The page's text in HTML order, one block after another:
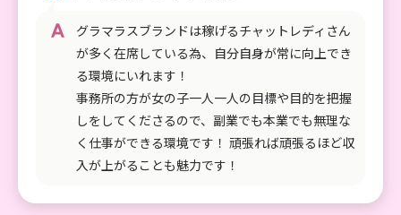
グラマラスブランドは稼げるチャットレディさん
が多く在席している為、自分自身が常に向上でき
る環境にいれます！
事務所の方が女の子一人一人の目標や目的を把握
しをしてくださるので、副業でも本業でも無理な
く仕事ができる環境です！ 頑張れば頑張るほど収
入が上がることも魅力です！